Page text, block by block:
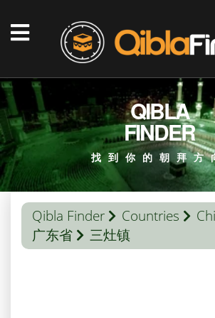
QIBLA
FINDER
找到你的朝拜方
Qibla Finder Countries
广东省
三灶镇